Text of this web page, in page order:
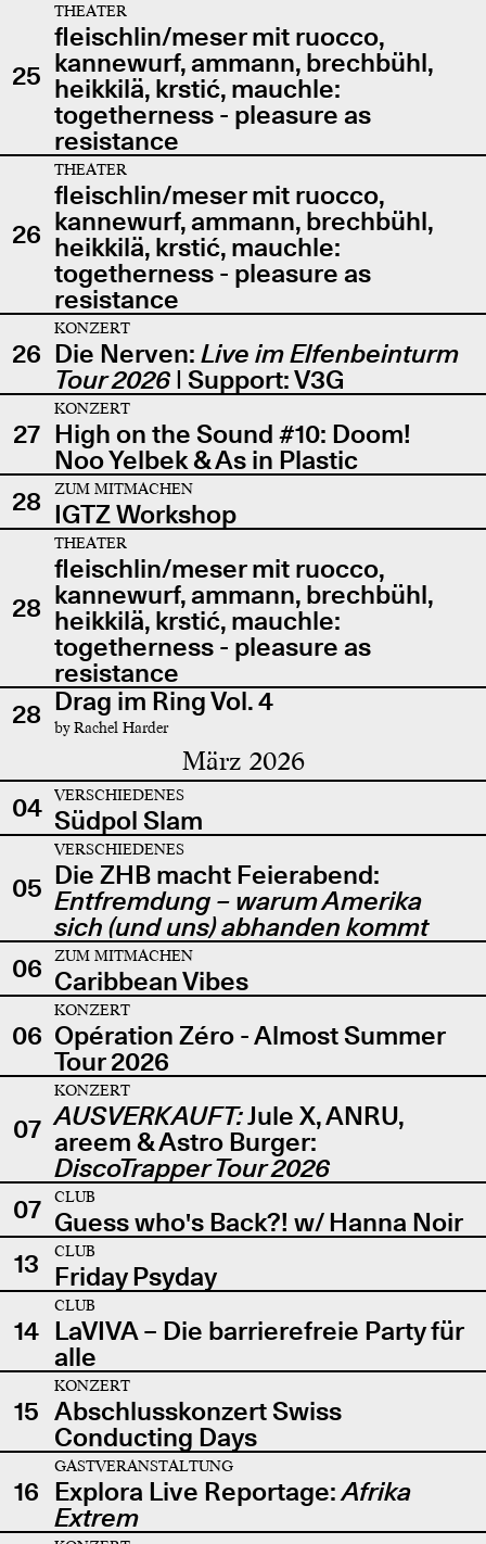
25
THEATER
fleischlin/meser mit ruocco,
kannewurf, ammann, brechbühl,
heikkilä, krstić, mauchle:
togetherness - pleasure as
resistance
26
THEATER
fleischlin/meser mit ruocco,
kannewurf, ammann, brechbühl,
heikkilä, krstić, mauchle:
togetherness - pleasure as
resistance
26
KONZERT
Die Nerven: Live im Elfenbeinturm
Tour 2026| Support: V3G
27
KONZERT
High on the Sound #10: Doom!
Noo Yelbek & As in Plastic
28
ZUM MITMACHEN
IGTZ Workshop
28
THEATER
fleischlin/meser mit ruocco,
kannewurf, ammann, brechbühl,
heikkilä, krstić, mauchle:
togetherness - pleasure as
resistance
28 Drag im Ring Vol. 4
by Rachel Harder
März 2026
04 VERSCHIEDENES
Südpol Slam
05
VERSCHIEDENES
Die ZHB macht Feierabend:
Entfremdung – warum Amerika
sich (und uns) abhanden kommt
06
ZUM MITMACHEN
Caribbean Vibes
06
KONZERT
Opération Zéro - Almost Summer
Tour 2026
07
KONZERT
AUSVERKAUFT:Jule X, ANRU,
areem & Astro Burger:
DiscoTrapper Tour 2026
07
CLUB
Guess who's Back?! w/ Hanna Noir
13
CLUB
Friday Psyday
14
CLUB
LaVIVA – Die barrierefreie Party für
alle
15
KONZERT
Abschlusskonzert Swiss
Conducting Days
16
GASTVERANSTALTUNG
Explora Live Reportage:Afrika
Extrem